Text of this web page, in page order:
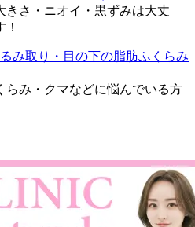
きさ・ニオイ・黒ずみは大丈
み取り・目の下の脂肪ふくらみ
らみ・クマなどに悩んでいる方